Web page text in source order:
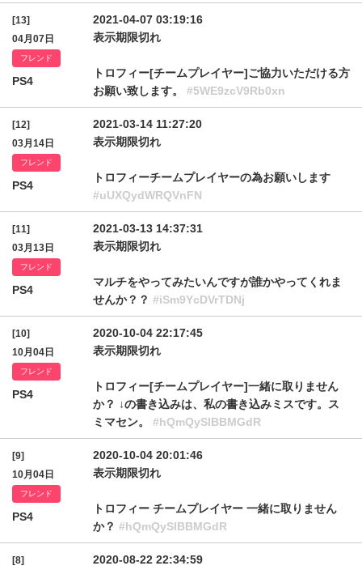
[13]
04月07日
フレンド
PS4
2021-04-07 03:19:16
表示期限切れ
トロフィー[チームプレイヤー]ご協力いただける方
お願い致します。 #5WE9zcV9Rb0xn
[12]
03月14日
フレンド
PS4
2021-03-14 11:27:20
表示期限切れ
トロフィーチームプレイヤーの為お願いします
#uUXQydWRQVnFN
[11]
03月13日
フレンド
PS4
2021-03-13 14:37:31
表示期限切れ
マルチをやってみたいんですが誰かやってくれま
せんか？？ #iSm9YcDVrTDNj
[10]
10月04日
フレンド
PS4
2020-10-04 22:17:45
表示期限切れ
トロフィー[チームプレイヤー]一緒に取りません
か？ ↓の書き込みは、私の書き込みミスです。ス
ミマセン。 #hQmQySlBBMGdR
[9]
10月04日
フレンド
PS4
2020-10-04 20:01:46
表示期限切れ
トロフィー チームプレイヤー 一緒に取りません
か？ #hQmQySlBBMGdR
[8]
2020-08-22 22:34:59